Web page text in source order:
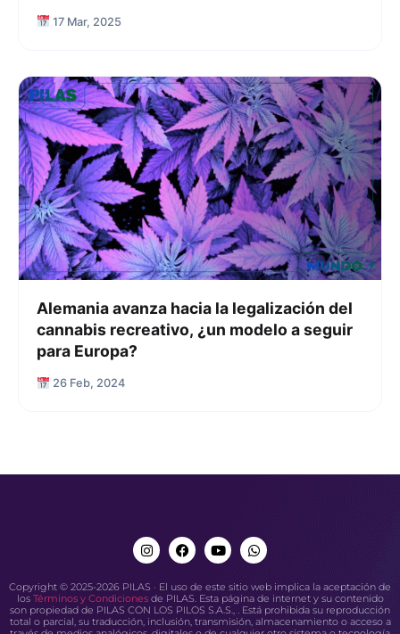
17 Mar, 2025
Alemania avanza hacia la legalización del
cannabis recreativo, ¿un modelo a seguir
para Europa?
26 Feb, 2024
Copyright © 2025-2026 PILAS · El uso de este sitio web implica la aceptación de
los Términos y Condicionesde PILAS. Esta página de internet y su contenido
son propiedad de PILAS CON LOS PILOS S.A.S., . Está prohibida su reproducción
total o parcial, su traducción, inclusión, transmisión, almacenamiento o acceso a